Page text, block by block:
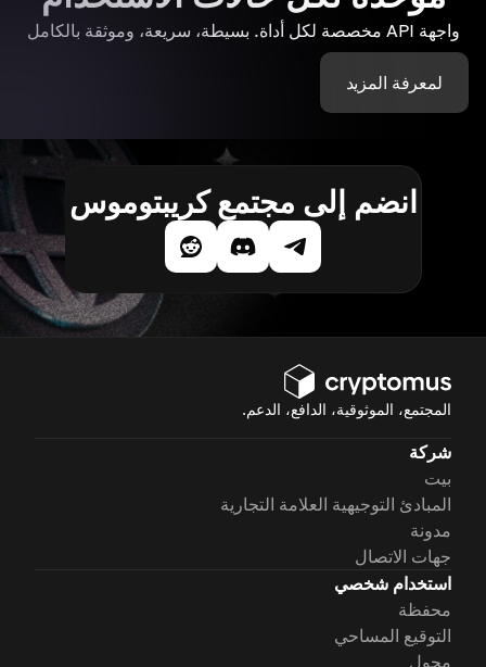
واجهة API مخصصة لكل أداة. بسيطة، سريعة، وموثقة بالكامل
لمعرفة المزيد
انضم إلى مجتمع كريبتوموس
المجتمع، الموثوقية، الدافع، الدعم.
شركة
بيت
المبادئ التوجيهية العلامة التجارية
مدونة
جهات الاتصال
استخدام شخصي
محفظة
التوقيع المساحي
محول